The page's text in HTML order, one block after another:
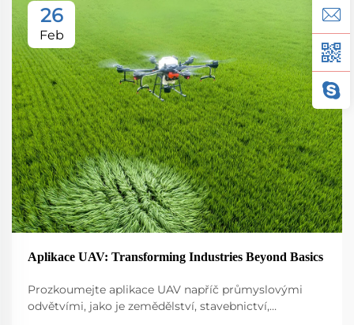
26
Feb
Aplikace UAV: Transforming Industries Beyond Basics
Prozkoumejte aplikace UAV napříč průmyslovými
odvětvími, jako je zemědělství, stavebnictví,